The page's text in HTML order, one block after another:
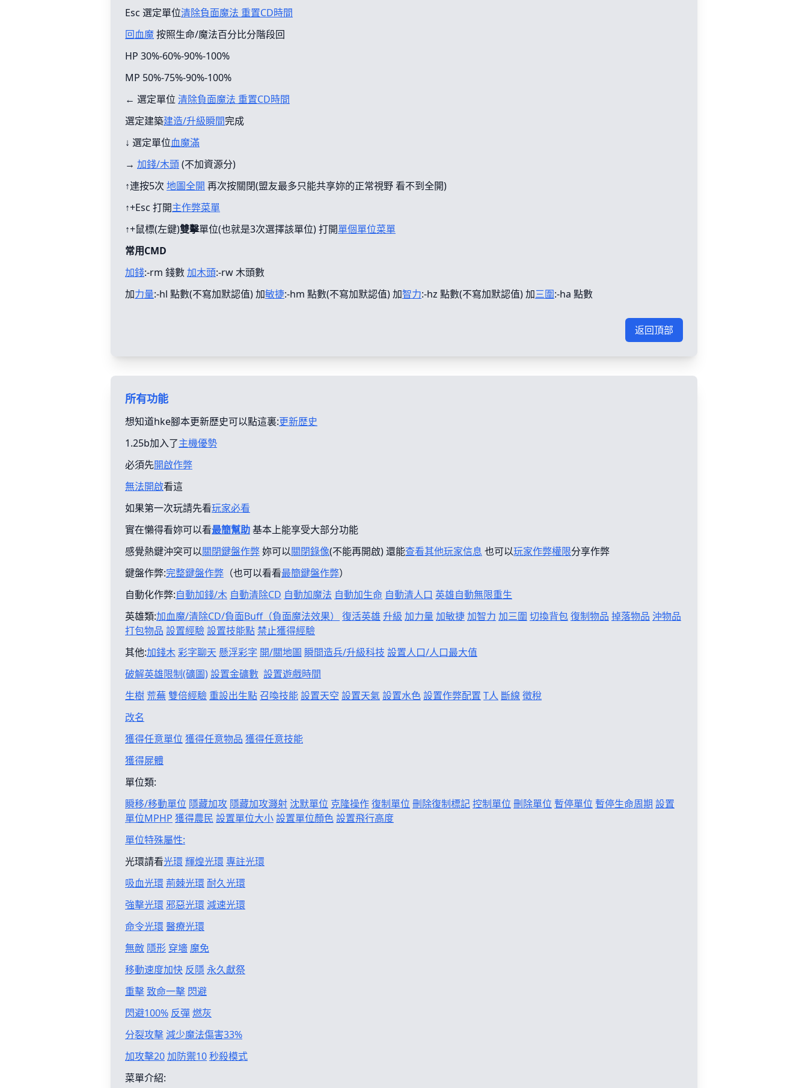
Esc 選定單位清除負面魔法 重置CD時間
回血魔按照生命/魔法百分比分階段回
HP 30%-60%-90%-100%
MP 50%-75%-90%-100%
← 選定單位 清除負面魔法 重置CD時間
選定建築建造/升級瞬間完成
↓ 選定單位血魔滿
→ 加錢/木頭(不加資源分)
↑連按5次 地圖全開 再次按關閉(盟友最多只能共享妳的正常視野 看不到全開)
↑+Esc 打開主作弊菜單
↑+鼠標(左鍵)雙擊單位(也就是3次選擇該單位) 打開單個單位菜單
常用CMD
加錢:-rm 錢數加木頭:-rw 木頭數
加力量:-hl 點數(不寫加默認值) 加敏捷:-hm 點數(不寫加默認值) 加智力:-hz 點數(不寫加默認值) 加三圍:-ha 點數
返回頂部
所有功能
想知道hke腳本更新歴史可以點這裏:更新歴史
1.25b加入了主機優勢
必須先開啟作弊
無法開啟看這
如果第一次玩請先看玩家必看
實在懶得看妳可以看最簡幫助基本上能享受大部分功能
感覺熱鍵沖突可以關閉鍵盤作弊妳可以關閉錄像(不能再開啟) 還能查看其他玩家信息 也可以玩家作弊權限分享作弊
鍵盤作弊:完整鍵盤作弊 （也可以看看最簡鍵盤作弊）
自動化作弊:自動加錢/木 自動清除CD 自動加魔法 自動加生命 自動清人口 英雄自動無限重生
英雄類:加血魔/清除CD/負面Buff（負面魔法效果） 復活英雄 升級 加力量 加敏捷加智力 加三圍 切換背包復制物品 掉落物品 沖物品
打包物品 設置經驗設置技能點禁止獲得經驗
其他:加錢木彩字聊天 懸浮彩字 開/關地圖 瞬間造兵/升級科技 設置人口/人口最大值
破解英雄限制(礦圖)設置金礦數 設置遊戲時間
生樹 荒蕪雙倍經驗 重設出生點召喚技能設置天空 設置天氣設置水色設置作弊配置 T人 斷線 徵稅
改名
獲得任意單位 獲得任意物品 獲得任意技能
獲得屍體
單位類:
瞬移/移動單位 隱藏加攻 隱藏加攻濺射 沈默單位 克隆操作復制單位 刪除復制標記控制單位 刪除單位 暫停單位 暫停生命周期 設置
單位MPHP 獲得農民 設置單位大小設置單位顏色設置飛行高度
單位特殊屬性:
光環請看光環輝煌光環專註光環
吸血光環荊棘光環耐久光環
強擊光環邪惡光環減速光環
命令光環醫療光環
無敵 隱形 穿墻 魔免
移動速度加快 反隱 永久獻祭
重擊致命一擊 閃避
閃避100% 反彈燃灰
分裂攻擊減少魔法傷害33%
加攻擊20加防禦10秒殺模式
菜單介紹: